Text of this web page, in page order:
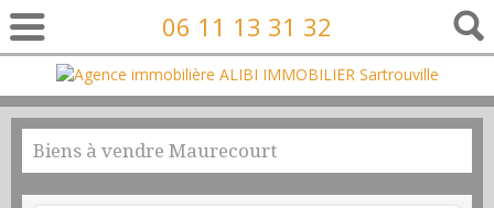
06 11 13 31 32
Biens à vendre Maurecourt